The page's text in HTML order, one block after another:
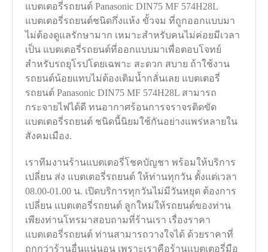
แบตเตอรี่รถยนต์ Panasonic DIN75 MF 574H28L
แบตเตอรี่รถยนต์ชนิดกึ่งแห้ง ขั้วจม ที่ถูกออกแบบมา
ไม่ต้องดูแลรักษามาก เหมาะสำหรับคนไม่ค่อยมีเวลา
เป็น แบตเตอรี่รถยนต์ที่ออกแบบมาเพื่อตอบโจทย์
สำหรับรถยุโรปโดยเฉพาะ สะดวก สบาย ถ้าใช้งาน
รถยนต์น้อยแทบไม่ต้องเติมน้ำกลั่นเลย แบตเตอรี่
รถยนต์ Panasonic DIN75 MF 574H28L สามารถ
กระจายไฟได้ดี ทนอากาศร้อนการจราจรติดขัด
แบตเตอรี่รถยนต์ ชนิดนี้นิยมใช้กันอย่างแพร่หลายใน
สังคมเมือง.
เราทีมงานร้านแบตเตอรี่โชคบัญชา พร้อมให้บริการ
เปลี่ยน ส่ง แบตเตอรี่รถยนต์ ให้ท่านทุกวัน ตั้งแต่เวลา
08.00-01.00 น. เปิดบริการทุกวันไม่มีวันหยุด ต้องการ
เปลี่ยน แบตเตอรี่รถยนต์ ลูกใหม่ให้รถยนต์ของท่าน
เพียงท่านโทรมาสอบถามที่ร้านเรา เรื่องราคา
แบตเตอรี่รถยนต์ ท่านสามารถวางใจได้ ด้วยราคาที่
ถูกกว่าร้านอื่นแน่นอน เพราะเราคือร้านแบตเตอรี่มือ